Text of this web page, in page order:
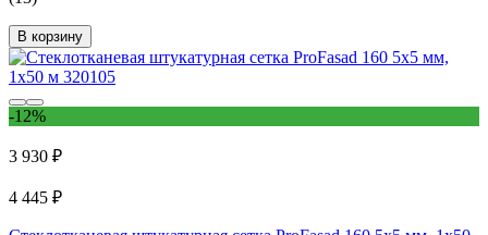
В корзину
-12%
3 930 ₽
4 445 ₽